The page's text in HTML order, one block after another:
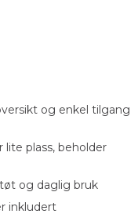
og enkel tilgang
lite plass, beholder
og daglig bruk
inkludert